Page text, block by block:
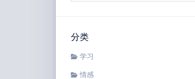
分类
学习
情感